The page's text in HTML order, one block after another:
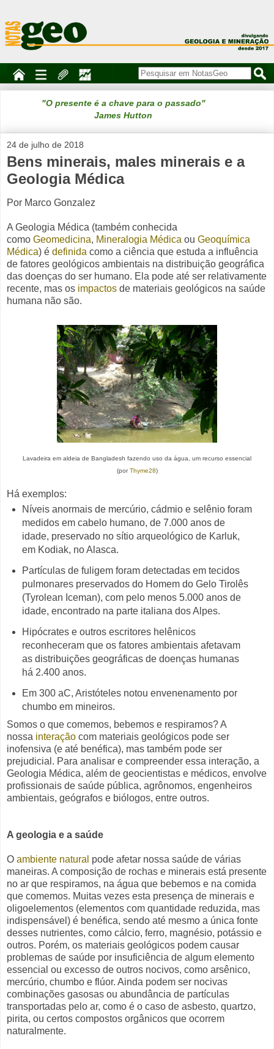
"O presente é a chave para o passado"
James Hutton
24 de julho de 2018
Bens minerais, males minerais e a
Geologia Médica
Por Marco Gonzalez
A Geologia Médica (também conhecida
como Geomedicina, Mineralogia Médica ou Geoquímica
Médica) é definida como a ciência que estuda a influência
de fatores geológicos ambientais na distribuição geográfica
das doenças do ser humano. Ela pode até ser relativamente
recente, mas os impactos de materiais geológicos na saúde
humana não são.
Lavadeira em aldeia de Bangladesh fazendo uso da água, um recurso essencial
(porThyme28)
Há exemplos:
Níveis anormais de mercúrio, cádmio e selênio foram
medidos em cabelo humano, de 7.000 anos de
idade, preservado no sítio arqueológico de Karluk,
em Kodiak, no Alasca.
Partículas de fuligem foram detectadas em tecidos
pulmonares preservados do Homem do Gelo Tirolês
(Tyrolean Iceman), com pelo menos 5.000 anos de
idade, encontrado na parte italiana dos Alpes.
Hipócrates e outros escritores helênicos
reconheceram que os fatores ambientais afetavam
as distribuições geográficas de doenças humanas
há 2.400 anos.
Em 300 aC, Aristóteles notou envenenamento por
chumbo em mineiros.
Somos o que comemos, bebemos e respiramos? A
nossa interação com materiais geológicos pode ser
inofensiva (e até benéfica), mas também pode ser
prejudicial. Para analisar e compreender essa interação, a
Geologia Médica, além de geocientistas e médicos, envolve
profissionais de saúde pública, agrônomos, engenheiros
ambientais, geógrafos e biólogos, entre outros.
A geologia e a saúde
O ambiente natural pode afetar nossa saúde de várias
maneiras. A composição de rochas e minerais está presente
no ar que respiramos, na água que bebemos e na comida
que comemos. Muitas vezes esta presença de minerais e
oligoelementos (elementos com quantidade reduzida, mas
indispensável) é benéfica, sendo até mesmo a única fonte
desses nutrientes, como cálcio, ferro, magnésio, potássio e
outros. Porém, os materiais geológicos podem causar
problemas de saúde por insuficiência de algum elemento
essencial ou excesso de outros nocivos, como arsênico,
mercúrio, chumbo e flúor. Ainda podem ser nocivas
combinações gasosas ou abundância de partículas
transportadas pelo ar, como é o caso de asbesto, quartzo,
pirita, ou certos compostos orgânicos que ocorrem
naturalmente.